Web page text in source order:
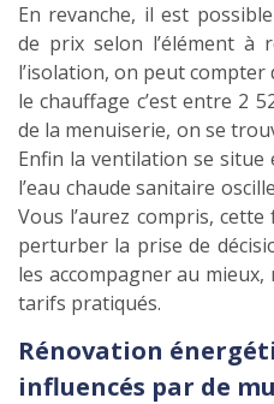
En revanche, il est
de prix selon l’élément à
l’isolation, on peut compter
le chauffage c’est entre 2
de la menuiserie, on se
Enfin la ventilation se
l’eau chaude sanitaire
Vous l’aurez compris,
perturber la prise de
les accompagner au
tarifs pratiqués.
Rénovation
influencés par de